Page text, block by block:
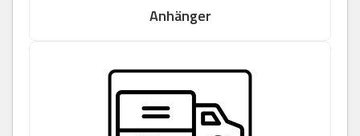
Anhänger